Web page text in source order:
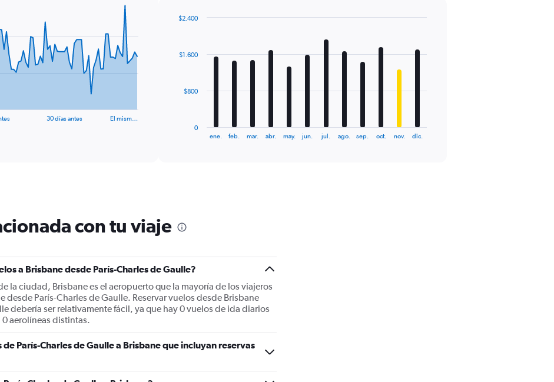
30 días antes El mism…
12
The
chart
Y
axis
displaying
values.
Range:
0
2400.
ene. feb. mar. abr. may. jun. jul. ago. sep. oct. nov. dic.
0
$800
$1.600
$2.400
con tu viaje
a Brisbane desde París-Charles de Gaulle?
la ciudad, Brisbane es el aeropuerto que la mayoría de los viajeros
desde París-Charles de Gaulle. Reservar vuelos desde Brisbane
debería ser relativamente fácil, ya que hay 0 vuelos de ida diarios
aerolíneas distintas.
París-Charles de Gaulle a Brisbane que incluyan reservas